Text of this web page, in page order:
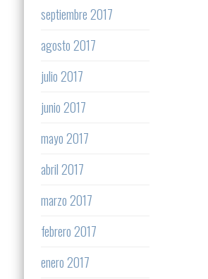
septiembre 2017
agosto 2017
julio 2017
junio 2017
mayo 2017
abril 2017
marzo 2017
febrero 2017
enero 2017